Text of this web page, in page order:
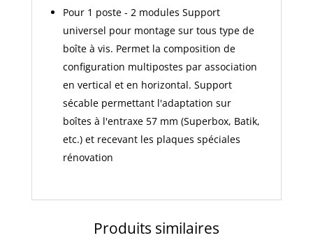
Pour 1 poste - 2 modules Support
universel pour montage sur tous type de
boîte à vis. Permet la composition de
configuration multipostes par association
en vertical et en horizontal. Support
sécable permettant l'adaptation sur
boîtes à l'entraxe 57 mm (Superbox, Batik,
etc.) et recevant les plaques spéciales
rénovation
Produits similaires